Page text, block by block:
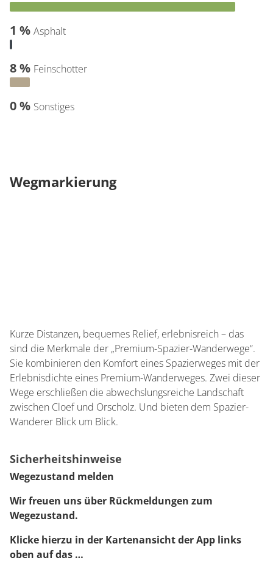
1 % Asphalt
8 % Feinschotter
0 % Sonstiges
Wegmarkierung
Kurze Distanzen, bequemes Relief, erlebnisreich – das
sind die Merkmale der „Premium-Spazier-Wanderwege“.
Sie kombinieren den Komfort eines Spazierweges mit der
Erlebnisdichte eines Premium-Wanderweges. Zwei dieser
Wege erschließen die abwechslungsreiche Landschaft
zwischen Cloef und Orscholz. Und bieten dem Spazier-
Wanderer Blick um Blick.
Sicherheitshinweise
Wegezustand melden
Wir freuen uns über Rückmeldungen zum
Wegezustand.
Klicke hierzu in der Kartenansicht der App links
oben auf das …